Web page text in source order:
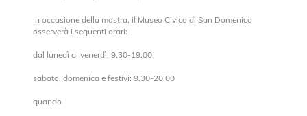
In occasione della mostra, il Museo Civico di San Domenico
osserverà i seguenti orari:
dal lunedì al venerdì: 9.30-19.00
sabato, domenica e festivi: 9.30-20.00
quando